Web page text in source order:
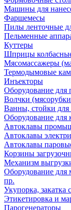
Машины для
Фаршемесы
Пилы ленточные
Пельменные
Куттеры
Шприцы
Мясомассажеры
Термодымовые
Инъекторы
Оборудование для
Волчки
Ванны, стойки
Оборудование для
Автоклавы
Автоклавы
Автоклавы
Корзины
Механизм
Оборудование для
пр.
Укупорка, закатка
Этикетировка и
Парогенераторы